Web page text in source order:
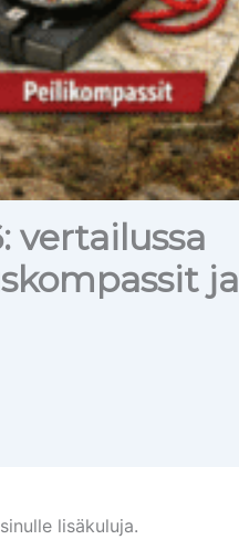
vertailussa
ja
lisäkuluja.